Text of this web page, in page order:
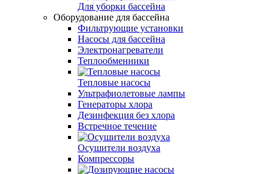
Для уборки бассейна
Оборудование для бассейна
Фильтрующие установки
Насосы для бассейна
Электронагреватели
Теплообменники
Тепловые насосы
Ультрафиолетовые лампы
Генераторы хлора
Дезинфекция без хлора
Встречное течение
Осушители воздуха
Компрессоры